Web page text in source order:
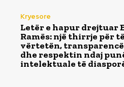
Kryesore
Letër e hapur drejtuar
Ramës: një thirrje për të
vërtetën,
dhe respektin ndaj
intelektuale të